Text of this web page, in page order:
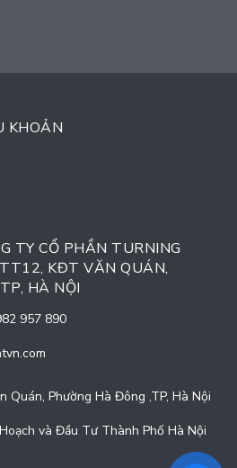
KHOẢN
TY CỔ PHẦN TURNING
KĐT VĂN QUÁN,
HÀ NỘI
957 890
Quán, Phường Hà Đông ,TP, Hà Nội
và Đầu Tư Thành Phố Hà Nội